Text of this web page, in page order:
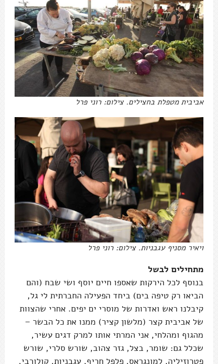
אביבית מטפלת בחצילים. צילום: רוני פרל
ויאיר מסניף עגבניות. צילום: רוני פרל
מתחילים לבשל
בנוסף לכל הירקות שאספו חיים יוסף ושי שבח (והם
הביאו רק טיפה בים) ביחד הפעילה החברתית לי גל,
קיבלנו ראש ואדרות של מוסרי ים יפים. אחרי שהצוות
של אביבית קצר (מלשון קציר) ממנו את כל הבשר –
מהגוף ומהלחי, אני המרתי אותו למרק דגים עשיר,
שכלל גם: שומר, בצל, גזר צהוב, שורש סלרי, שורש
פטרוזיליה, למונגראס, פלפל חריף, עגבניות, קולורבי,